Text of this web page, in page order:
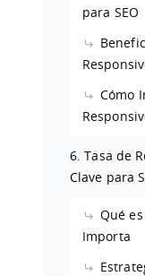
para SEO
Cómo
6. Tasa de
Clave para
Qué
Importa